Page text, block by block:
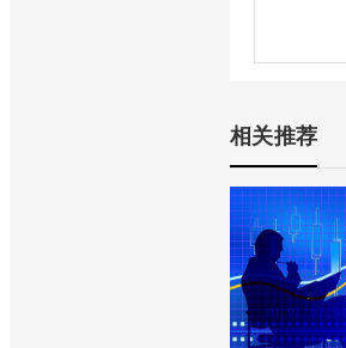
相关推荐